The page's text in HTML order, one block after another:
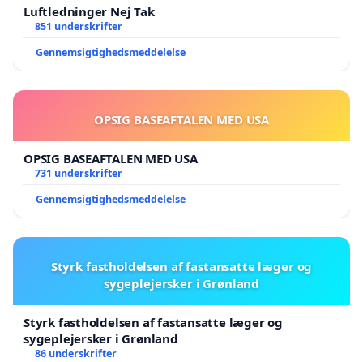
Luftledninger Nej Tak
851 underskrifter
Gennemsigtighedsmeddelelse
OPSIG BASEAFTALEN MED USA
OPSIG BASEAFTALEN MED USA
731 underskrifter
Gennemsigtighedsmeddelelse
Styrk fastholdelsen af fastansatte læger og
sygeplejersker i Grønland
Styrk fastholdelsen af fastansatte læger og
sygeplejersker i Grønland
86 underskrifter